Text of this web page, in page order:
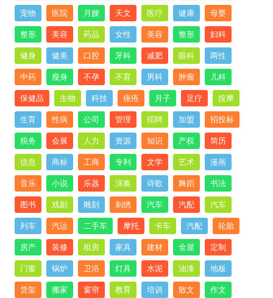
宠物 医院 月嫂 天文 医疗 健康 母婴
整形 美容 药品 女性 美容 整形 妇科
健身 健美 口腔 牙科 减肥 眼科 两性
中药 瘦身 不孕 不育 男科 肿瘤 儿科
保健品 生物 科技 痤疮 月子 足疗 按摩
生育 性病 公司 管理 招聘 加盟 招投标
税务 会展 人力 资源 知识 产权 简历
信息 商标 工商 专利 文学 艺术 漫画
音乐 小说 乐器 演奏 诗歌 舞蹈 书法
图书 戏剧 雕刻 刺绣 汽车 汽配 汽车
列车 汽运 二手车 摩托 卡车 汽配 轮胎
房产 装修 租房 家具 建材 全屋 定制
门窗 锅炉 卫浴 灯具 水泥 油漆 地板
货架 搬家 窗帘 教育 培训 散文 作文